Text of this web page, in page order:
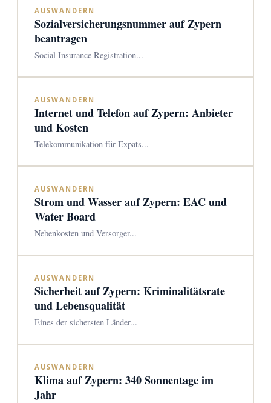
AUSWANDERN
Sozialversicherungsnummer auf Zypern
beantragen
Social Insurance Registration...
AUSWANDERN
Internet und Telefon auf Zypern: Anbieter
und Kosten
Telekommunikation für Expats...
AUSWANDERN
Strom und Wasser auf Zypern: EAC und
Water Board
Nebenkosten und Versorger...
AUSWANDERN
Sicherheit auf Zypern: Kriminalitätsrate
und Lebensqualität
Eines der sichersten Länder...
AUSWANDERN
Klima auf Zypern: 340 Sonnentage im
Jahr